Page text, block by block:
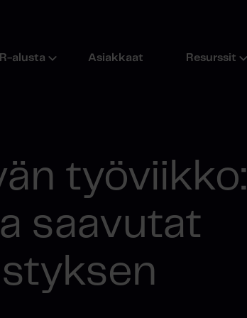
alusta Asiakkaat Resurssit
työviikko:
saavutat